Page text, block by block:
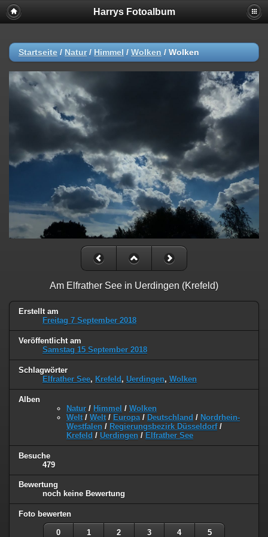
Harrys Fotoalbum
Startseite / Natur/ Himmel / Wolken / Wolken
Am Elfrather See in Uerdingen (Krefeld)
Erstellt am
Freitag 7 September 2018
Veröffentlicht am
Samstag 15 September 2018
Schlagwörter
Elfrather See, Krefeld , Uerdingen, Wolken
Alben
Natur / Himmel / Wolken
Welt / Welt / Europa / Deutschland / Nordrhein-
Westfalen / Regierungsbezirk Düsseldorf/
Krefeld / Uerdingen / Elfrather See
Besuche
479
Bewertung
noch keine Bewertung
Foto bewerten
0 1 2 3 4 5